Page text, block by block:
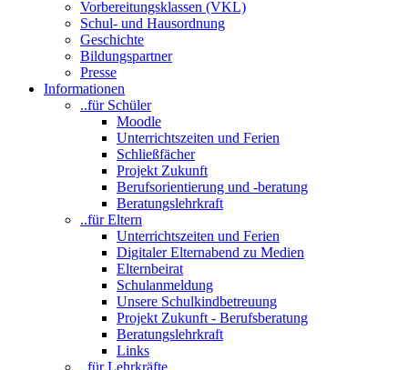
Vorbereitungsklassen (VKL)
Schul- und Hausordnung
Geschichte
Bildungspartner
Presse
Informationen
..für Schüler
Moodle
Unterrichtszeiten und Ferien
Schließfächer
Projekt Zukunft
Berufsorientierung und -beratung
Beratungslehrkraft
..für Eltern
Unterrichtszeiten und Ferien
Digitaler Elternabend zu Medien
Elternbeirat
Schulanmeldung
Unsere Schulkindbetreuung
Projekt Zukunft - Berufsberatung
Beratungslehrkraft
Links
..für Lehrkräfte